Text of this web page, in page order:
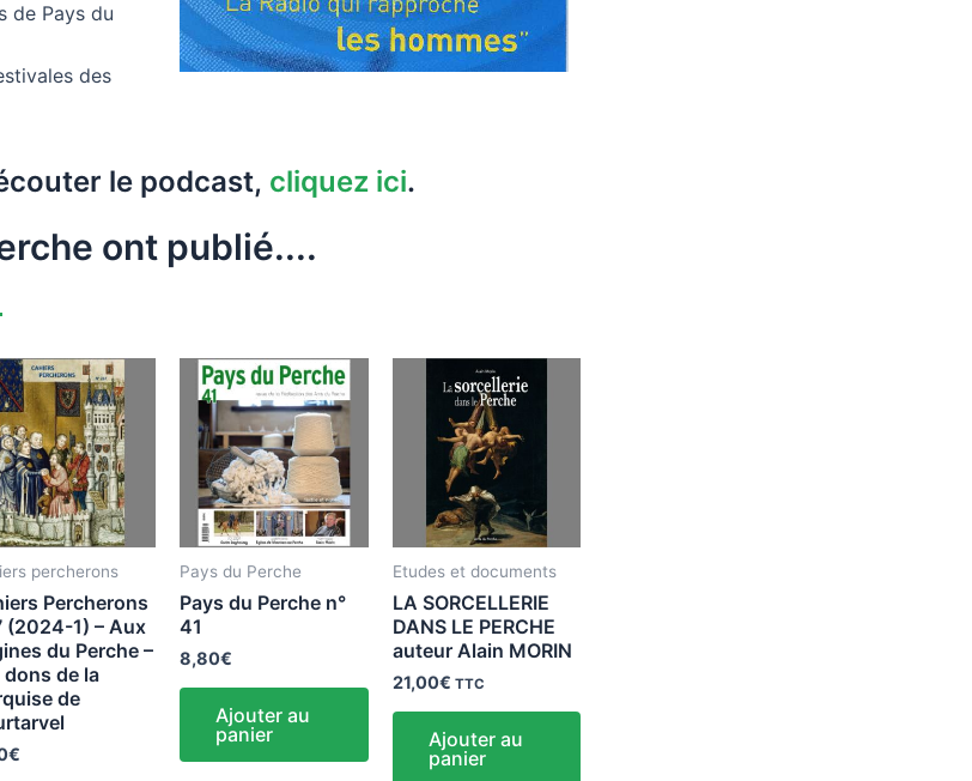
de Pays du
des
le podcast, cliquez ici.
ont publié....
percherons
Percherons
(2024-1) – Aux
du Perche –
dons de la
de
€
Pays du Perche
Pays du Perche n°
41
8,80€
Ajouter au
panier
Etudes et documents
LA SORCELLERIE
DANS LE PERCHE
auteur Alain MORIN
21,00€ TTC
Ajouter au
panier